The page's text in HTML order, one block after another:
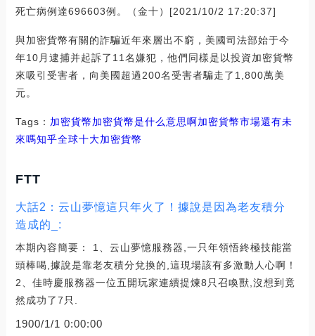
死亡病例達696603例。（金十）[2021/10/2 17:20:37]
與加密貨幣有關的詐騙近年來層出不窮，美國司法部始于今
年10月逮捕并起訴了11名嫌犯，他們同樣是以投資加密貨幣
來吸引受害者，向美國超過200名受害者騙走了1,800萬美
元。
Tags： 加密貨幣加密貨幣是什么意思啊加密貨幣市場還有未
來嗎知乎全球十大加密貨幣
FTT
大話2：云山夢憶這只年火了！據說是因為老友積分
造成的_:
本期內容簡要： 1、云山夢憶服務器,一只年領悟終極技能當
頭棒喝,據說是靠老友積分兌換的,這現場該有多激動人心啊！
2、佳時慶服務器一位五開玩家連續提煉8只召喚獸,沒想到竟
然成功了7只.
1900/1/1 0:00:00